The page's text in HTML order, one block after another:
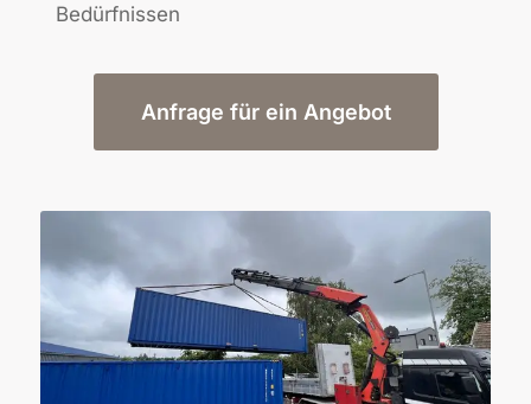
Bedürfnissen
Anfrage für ein Angebot